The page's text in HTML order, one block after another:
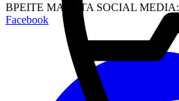
ΒΡΕΙΤΕ ΜΑΣ ΣΤΑ SOCIAL MEDIA:
Facebook